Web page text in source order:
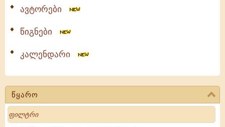
ავტორები
წიგნები
კალენდარი
წყარო
Search